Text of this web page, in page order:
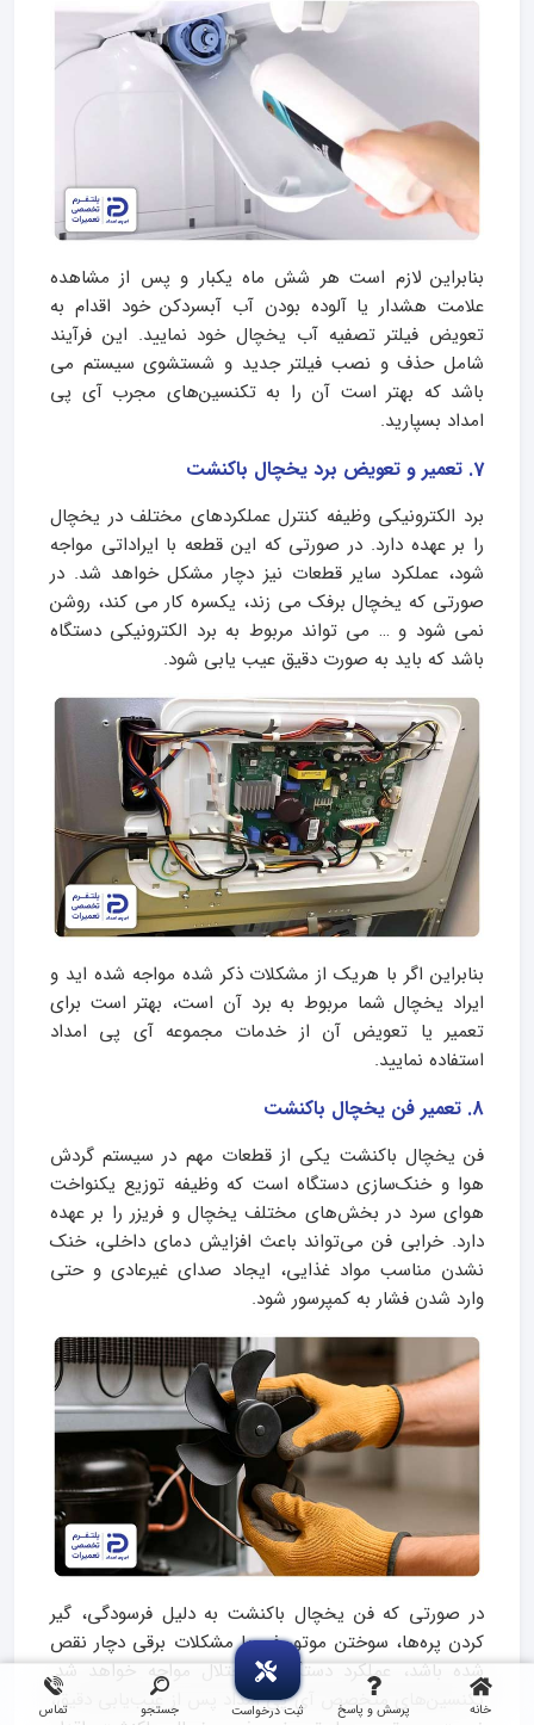
خانه پرسش و پاسخ ثبت درخواست جستجو تماس
بنابراین لازم است هر شش ماه یکبار و پس از مشاهده
علامت هشدار یا آلوده بودن آب آبسردکن خود اقدام به
تعویض فیلتر تصفیه آب یخچال خود نمایید. این فرآیند
شامل حذف و نصب فیلتر جدید و شستشوی سیستم می
باشد که بهتر است آن را به تکنسین‌های مجرب آی پی
امداد بسپارید.
7. تعمیر و تعویض برد یخچال باکنشت
برد الکترونیکی وظیفه کنترل عملکردهای مختلف در یخچال
را بر عهده دارد. در صورتی که این قطعه با ایراداتی مواجه
شود، عملکرد سایر قطعات نیز دچار مشکل خواهد شد. در
صورتی که یخچال برفک می زند، یکسره کار می کند، روشن
نمی شود و … می تواند مربوط به برد الکترونیکی دستگاه
باشد که باید به صورت دقیق عیب یابی شود.
بنابراین اگر با هریک از مشکلات ذکر شده مواجه شده اید و
ایراد یخچال شما مربوط به برد آن است، بهتر است برای
تعمیر یا تعویض آن از خدمات مجموعه آی پی امداد
استفاده نمایید.
8. تعمیر فن یخچال باکنشت
فن یخچال باکنشت یکی از قطعات مهم در سیستم گردش
هوا و خنک‌سازی دستگاه است که وظیفه توزیع یکنواخت
هوای سرد در بخش‌های مختلف یخچال و فریزر را بر عهده
دارد. خرابی فن می‌تواند باعث افزایش دمای داخلی، خنک
نشدن مناسب مواد غذایی، ایجاد صدای غیرعادی و حتی
وارد شدن فشار به کمپرسور شود.
در صورتی که فن یخچال باکنشت به دلیل فرسودگی، گیر
کردن پره‌ها، سوختن موتور فن یا مشکلات برقی دچار نقص
شده باشد، عملکرد دستگاه با اختلال مواجه خواهد شد.
تکنسین‌های متخصص آی پی امداد پس از عیب‌یابی دقیق،